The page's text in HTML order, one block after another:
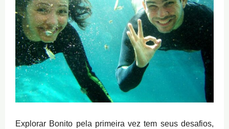
Explorar Bonito pela primeira vez tem seus desafios,